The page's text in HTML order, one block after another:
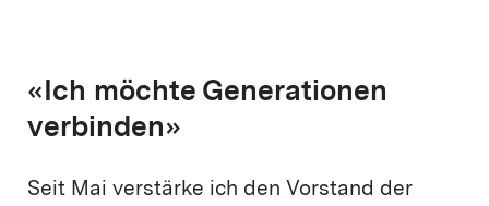
«Ich möchte Generationen
verbinden»
Seit Mai verstärke ich den Vorstand der